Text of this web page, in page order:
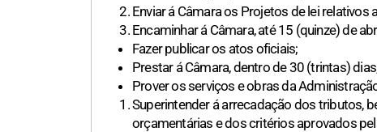
Enviar á Câmara os Projetos de lei
Encaminhar á Câmara, até 15 (quinze) de
Fazer publicar os atos oficiais;
Prestar á Câmara, dentro de 30 (trintas)
Prover os serviços e obras da
Superintender á arrecadação dos tributos,
orçamentárias e dos critérios aprovados